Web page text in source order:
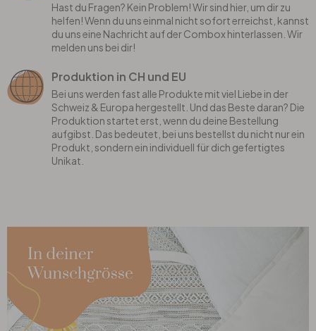
Hast du Fragen? Kein Problem! Wir sind hier, um dir zu
helfen! Wenn du uns einmal nicht sofort erreichst, kannst
du uns eine Nachricht auf der Combox hinterlassen. Wir
melden uns bei dir!
Produktion in CH und EU
Bei uns werden fast alle Produkte mit viel Liebe in der
Schweiz & Europa hergestellt. Und das Beste daran? Die
Produktion startet erst, wenn du deine Bestellung
aufgibst. Das bedeutet, bei uns bestellst du nicht nur ein
Produkt, sondern ein individuell für dich gefertigtes
Unikat.